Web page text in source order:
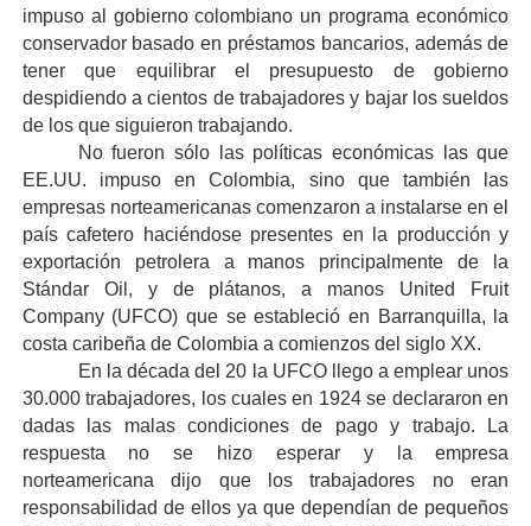
impuso al gobierno colombiano un programa económico
conservador basado en préstamos bancarios, además de
tener que equilibrar el presupuesto de gobierno
despidiendo a cientos de trabajadores y bajar los sueldos
de los que siguieron trabajando.
No fueron sólo las políticas económicas las que
EE.UU. impuso en Colombia, sino que también las
empresas norteamericanas comenzaron a instalarse en el
país cafetero haciéndose presentes en la producción y
exportación petrolera a manos principalmente de la
Stándar Oil, y de plátanos, a manos United Fruit
Company (UFCO) que se estableció en Barranquilla, la
costa caribeña de Colombia a comienzos del siglo XX.
En la década del 20 la UFCO llego a emplear unos
30.000 trabajadores, los cuales en 1924 se declararon en
dadas las malas condiciones de pago y trabajo. La
respuesta no se hizo esperar y la empresa
norteamericana dijo que los trabajadores no eran
responsabilidad de ellos ya que dependían de pequeños